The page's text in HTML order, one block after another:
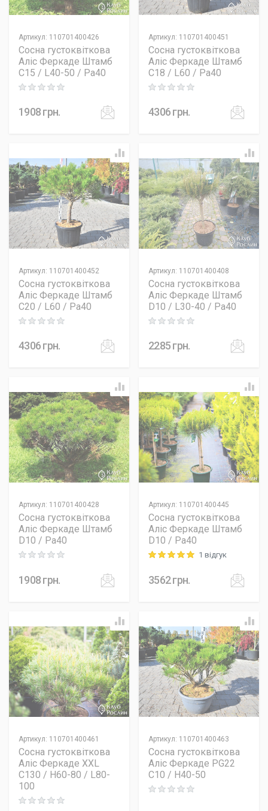
Артикул: 110701400426
Сосна густоквіткова
Аліс Феркаде Штамб
C15 / L40-50 / Pa40
Rating: 0 out of 5
1908грн.
Артикул: 110701400451
Сосна густоквіткова
Аліс Феркаде Штамб
C18 / L60 / Pa40
Rating: 0 out of 5
4306грн.
Артикул: 110701400452
Сосна густоквіткова
Аліс Феркаде Штамб
C20 / L60 / Pa40
Rating: 0 out of 5
4306грн.
Артикул: 110701400408
Сосна густоквіткова
Аліс Феркаде Штамб
D10 / L30-40 / Pa40
Rating: 0 out of 5
2285грн.
Артикул: 110701400428
Сосна густоквіткова
Аліс Феркаде Штамб
D10 / Pa40
Rating: 0 out of 5
1908грн.
Артикул: 110701400445
Сосна густоквіткова
Аліс Феркаде Штамб
D10 / Pa40
Rating: 5 out of 51 відгук
3562грн.
Артикул: 110701400461
Сосна густоквіткова
Аліс Феркаде XXL
C130 / H60-80 / L80-
100
Rating: 0 out of 5
Артикул: 110701400463
Сосна густоквіткова
Аліс Феркаде PG22
C10 / H40-50
Rating: 0 out of 5